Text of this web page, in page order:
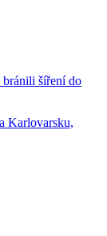
bránili šíření do
Karlovarsku,